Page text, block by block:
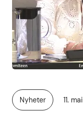
Kategori:
Nyheter 11.